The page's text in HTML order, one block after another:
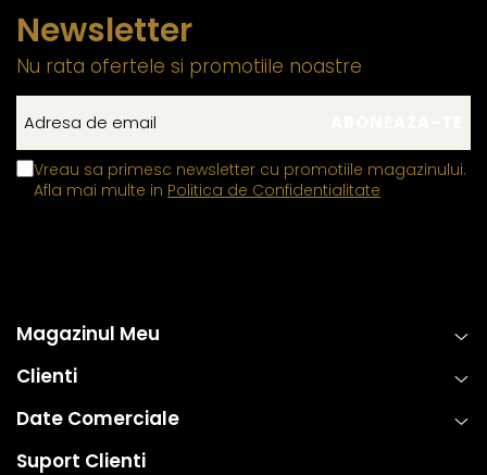
Newsletter
Nu rata ofertele si promotiile noastre
Vreau sa primesc newsletter cu promotiile magazinului.
Afla mai multe in Politica de Confidentialitate
Magazinul Meu
Clienti
Date Comerciale
Suport Clienti